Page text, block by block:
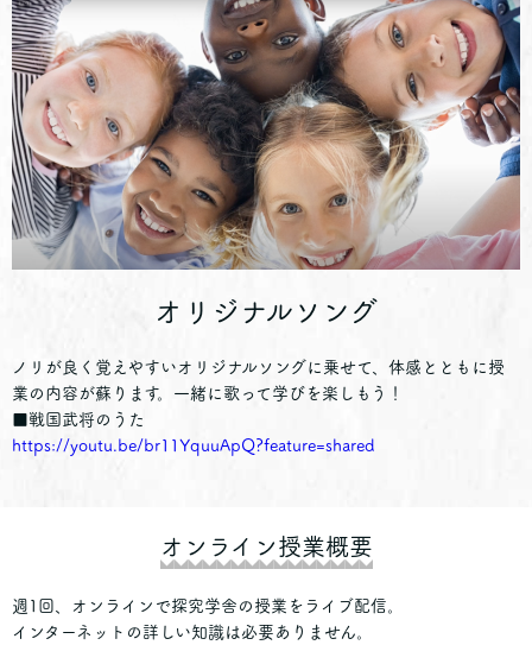
オリジナルソング
ノリが良く覚えやすいオリジナルソングに乗せて、体感とともに授
業の内容が蘇ります。一緒に歌って学びを楽しもう！
■戦国武将のうた
https://youtu.be/br11YquuApQ?feature=shared
オンライン授業概要
週1回、オンラインで探究学舎の授業をライブ配信。
インターネットの詳しい知識は必要ありません。